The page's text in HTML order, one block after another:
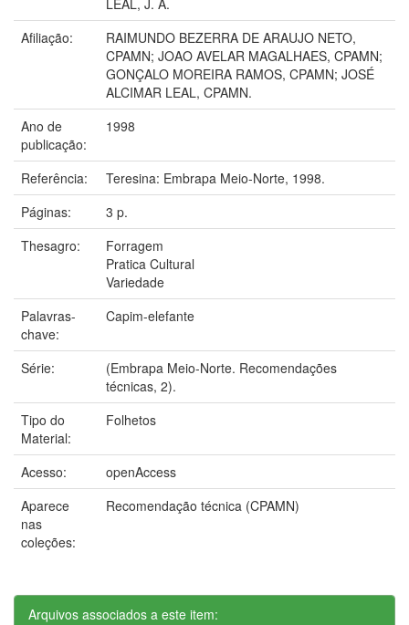
Afiliação:
RAIMUNDO BEZERRA DE ARAUJO NETO,
CPAMN; JOAO AVELAR MAGALHAES, CPAMN;
GONÇALO MOREIRA RAMOS, CPAMN; JOSÉ
ALCIMAR LEAL, CPAMN.
Ano de
publicação:
1998
Referência:
Teresina: Embrapa Meio-Norte, 1998.
Páginas:
3 p.
Thesagro:
Forragem
Pratica Cultural
Variedade
Palavras-
chave:
Capim-elefante
Série:
(Embrapa Meio-Norte. Recomendações
técnicas, 2).
Tipo do
Material:
Folhetos
Acesso:
openAccess
Aparece
nas
coleções:
Recomendação técnica (CPAMN)
Arquivos associados a este item: